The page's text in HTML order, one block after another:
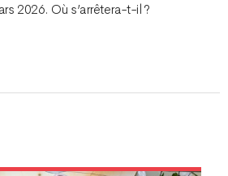
2026. Où s’arrêtera-t-il ?